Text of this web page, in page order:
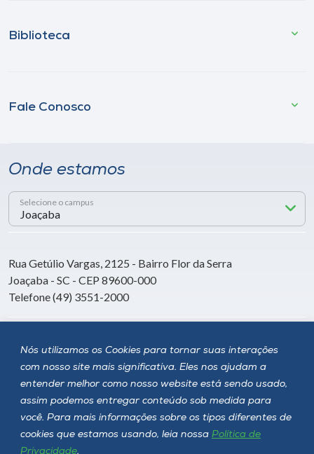
Nós utilizamos os Cookies para tornar suas interações
com nosso site mais significativa. Eles nos ajudam a
entender melhor como nosso website está sendo usado,
assim podemos entregar conteúdo sob medida para
você. Para mais informações sobre os tipos diferentes de
cookies que estamos usando, leia nossa Política de
Privacidade.
Biblioteca
Fale Conosco
Onde estamos
Selecione o campus
Rua Getúlio Vargas, 2125 - Bairro Flor da Serra
Joaçaba - SC - CEP 89600-000
Telefone (49) 3551-2000
Siga a Unoesc